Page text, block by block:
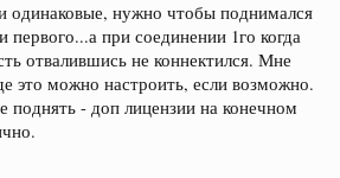
одинаковые, нужно чтобы поднимался
первого...а при соединении 1го когда
отвалившись не коннектился. Мне
это можно настроить, если возможно.
поднять - доп лицензии на конечном